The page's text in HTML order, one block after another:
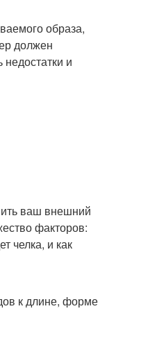
образа,
должен
и
ваш внешний
факторов:
челка, и как
к длине, форме